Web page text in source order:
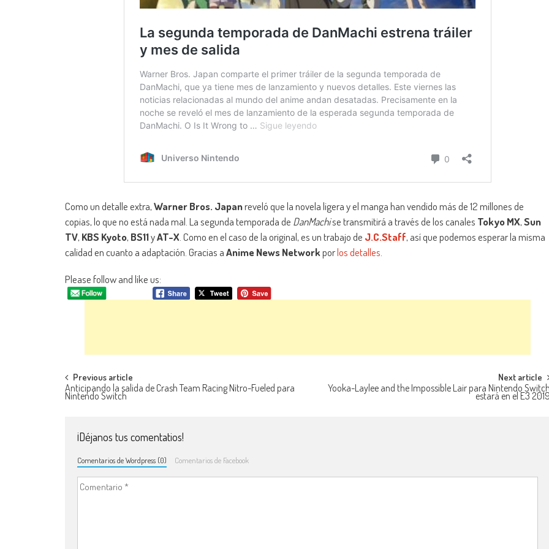
Como un detalle extra,Warner Bros. Japanreveló que la novela ligera y el manga han vendido más de 12 millones de
copias, lo que no está nada mal. La segunda temporada de DanMachise transmitirá a través de los canales Tokyo MX,Sun
TV, KBS Kyoto, BS11yAT-X. Como en el caso de la original, es un trabajo de J.C.Staff, así que podemos esperar la misma
calidad en cuanto a adaptación. Gracias aAnime News Networkporlos detalles.
Please follow and like us:
Navegación de entradas
Previous article
Anticipando la salida de Crash Team Racing Nitro-Fueled para
Nintendo Switch
Next article
Yooka-Laylee and the Impossible Lair para Nintendo Switch
estará en el E3 2019
¡Déjanos tus comentatios!
Comentarios de Wordpress (0) Comentarios de Facebook